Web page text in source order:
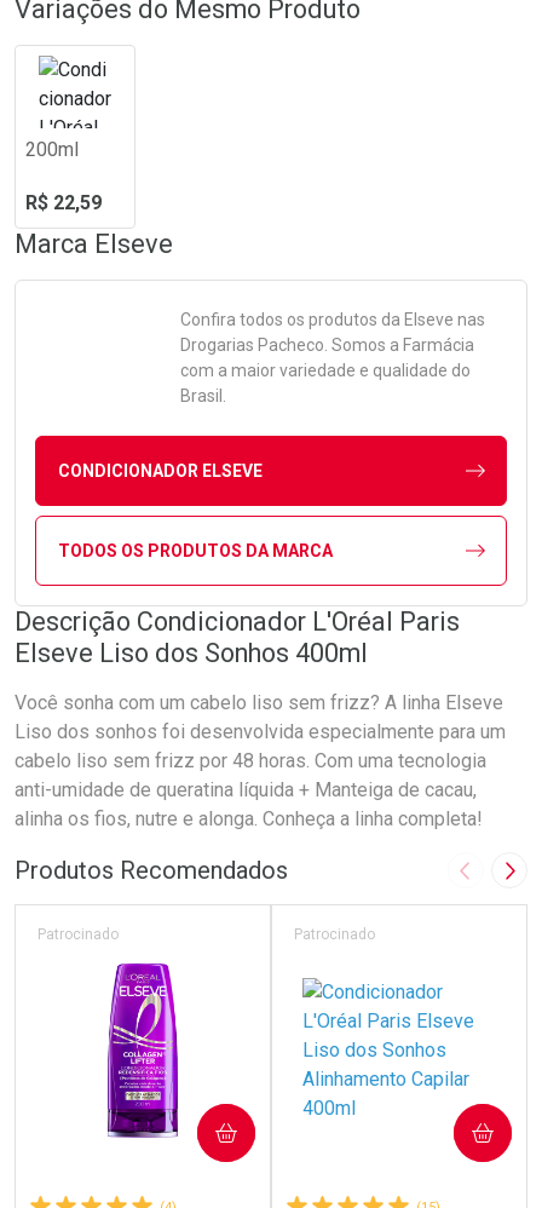
Variações do Mesmo Produto
200ml
R$ 22,59
Marca Elseve
Confira todos os produtos da Elseve nas
Drogarias Pacheco. Somos a Farmácia
com a maior variedade e qualidade do
Brasil.
CONDICIONADOR ELSEVE
TODOS OS PRODUTOS DA MARCA
Descrição Condicionador L'Oréal Paris
Elseve Liso dos Sonhos 400ml
Você sonha com um cabelo liso sem frizz? A linha Elseve
Liso dos sonhos foi desenvolvida especialmente para um
cabelo liso sem frizz por 48 horas. Com uma tecnologia
anti-umidade de queratina líquida + Manteiga de cacau,
alinha os fios, nutre e alonga. Conheça a linha completa!
Produtos Recomendados Imagem
Patrocinado
COMPRAR
Patrocinado
COMPRAR